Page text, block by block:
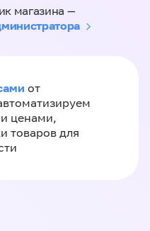
магазина —
от
ценами,
товаров для